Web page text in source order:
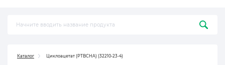
Каталог Циклоацетат (PTBCHA) (32210-23-4)